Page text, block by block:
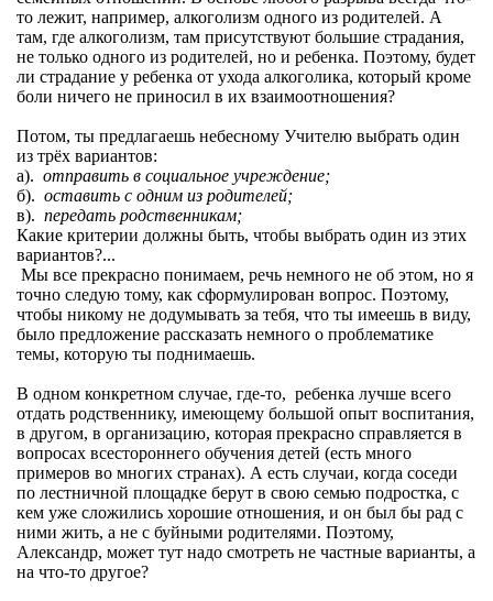
то лежит, например, алкоголизм одного из родителей. А
там, где алкоголизм, там присутствуют большие страдания,
не только одного из родителей, но и ребенка. Поэтому, будет
ли страдание у ребенка от ухода алкоголика, который кроме
боли ничего не приносил в их взаимоотношения?
Потом, ты предлагаешь небесному Учителю выбрать один
из трёх вариантов:
а). отправить в социальное учреждение;
б). оставить с одним из родителей;
в). передать родственникам;
Какие критерии должны быть, чтобы выбрать один из этих
вариантов?...
Мы все прекрасно понимаем, речь немного не об этом, но я
точно следую тому, как сформулирован вопрос. Поэтому,
чтобы никому не додумывать за тебя, что ты имеешь в виду,
было предложение рассказать немного о проблематике
темы, которую ты поднимаешь.
В одном конкретном случае, где-то, ребенка лучше всего
отдать родственнику, имеющему большой опыт воспитания,
в другом, в организацию, которая прекрасно справляется в
вопросах всестороннего обучения детей (есть много
примеров во многих странах). А есть случаи, когда соседи
по лестничной площадке берут в свою семью подростка, с
кем уже сложились хорошие отношения, и он был бы рад с
ними жить, а не с буйными родителями. Поэтому,
Александр, может тут надо смотреть не частные варианты, а
на что-то другое?